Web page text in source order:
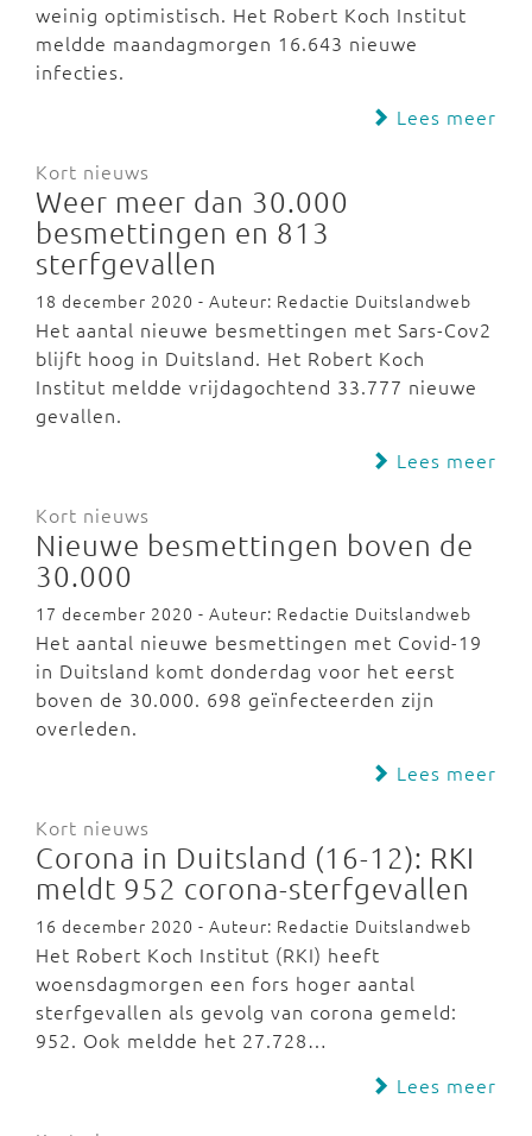
weinig optimistisch. Het Robert Koch Institut
meldde maandagmorgen 16.643 nieuwe
infecties.
Lees meer
Kort nieuws
Weer meer dan 30.000
besmettingen en 813
sterfgevallen
18 december 2020 - Auteur: Redactie Duitslandweb
Het aantal nieuwe besmettingen met Sars-Cov2
blijft hoog in Duitsland. Het Robert Koch
Institut meldde vrijdagochtend 33.777 nieuwe
gevallen.
Lees meer
Kort nieuws
Nieuwe besmettingen boven de
30.000
17 december 2020 - Auteur: Redactie Duitslandweb
Het aantal nieuwe besmettingen met Covid-19
in Duitsland komt donderdag voor het eerst
boven de 30.000. 698 geïnfecteerden zijn
overleden.
Lees meer
Kort nieuws
Corona in Duitsland (16-12): RKI
meldt 952 corona-sterfgevallen
16 december 2020 - Auteur: Redactie Duitslandweb
Het Robert Koch Institut (RKI) heeft
woensdagmorgen een fors hoger aantal
sterfgevallen als gevolg van corona gemeld:
952. Ook meldde het 27.728…
Lees meer